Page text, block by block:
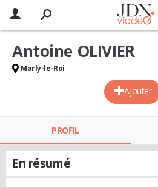
Ajouter
Antoine OLIVIER
Marly-le-Roi
PROFIL
En résumé